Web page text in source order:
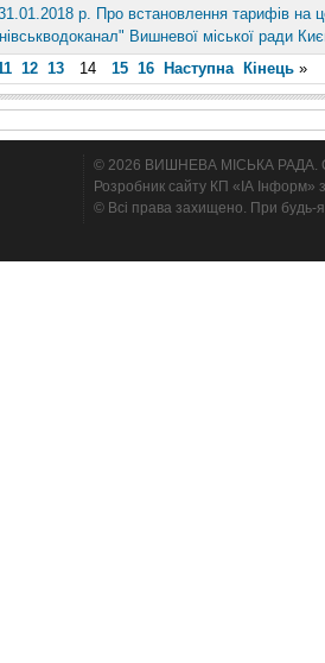
р. Про встановлення тарифів на
Вишневої міської ради
12 13 14 15 16 Наступна Кінець »
© 2026 ВИШНЕВА МІСЬКА РАДА.
Розробник сайту КП «ІА Інформ»
© Всі права захищено. При будь-